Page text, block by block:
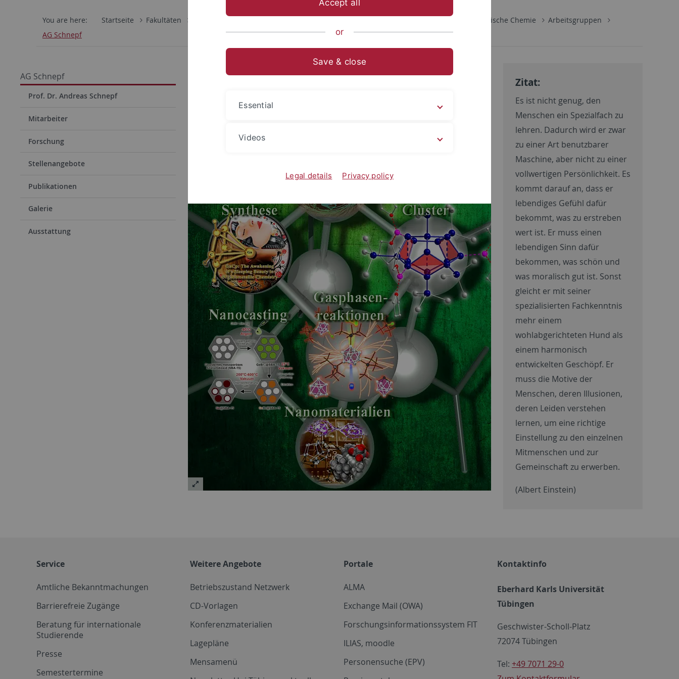
You are here: Startseite Fakultäten Anorganische Chemie
Arbeitsgruppen
AG Schnepf
AG Schnepf
Prof. Dr. Andreas Schnepf
Mitarbeiter
Forschung
Stellenangebote
Publikationen
Galerie
Ausstattung
Willkommen auf der Homepage des AK
Zitat:
Es ist nicht genug, den
Menschen ein Spezialfach zu
lehren. Dadurch wird er zwar
zu einer Art benutzbarer
Maschine, aber nicht zu einer
vollwertigen Persönlichkeit. Es
kommt darauf an, dass er
lebendiges Gefühl dafür
bekommt, was zu erstreben
wert ist. Er muss einen
lebendigen Sinn dafür
bekommen, was schön und
was moralisch gut ist. Sonst
gleicht er mit seiner
spezialisierten Fachkenntnis
mehr einem
wohlabgerichteten Hund als
einem harmonisch
entwickelten Geschöpf. Er
muss die Motive der
Menschen, deren Illusionen,
deren Leiden verstehen
lernen, um eine richtige
Einstellung zu den einzelnen
Mitmenschen und zur
Gemeinschaft zu erwerben.
(Albert Einstein)
Service
Amtliche Bekanntmachungen
Barrierefreie Zugänge
Beratung für internationale
Studierende
Presse
Semestertermine
Weitere Angebote
Betriebszustand Netzwerk
CD-Vorlagen
Konferenzmaterialien
Lagepläne
Mensamenü
Portale
ALMA
Exchange Mail (OWA)
Forschungsinformationssystem FIT
ILIAS, moodle
Personensuche (EPV)
Kontaktinfo
Eberhard Karls Universität
Tübingen
Geschwister-Scholl-Platz
72074 Tübingen
Tel: +49 7071 29-0
Accept all
or
Save & close
Essential
Videos
Legal details Privacy policy